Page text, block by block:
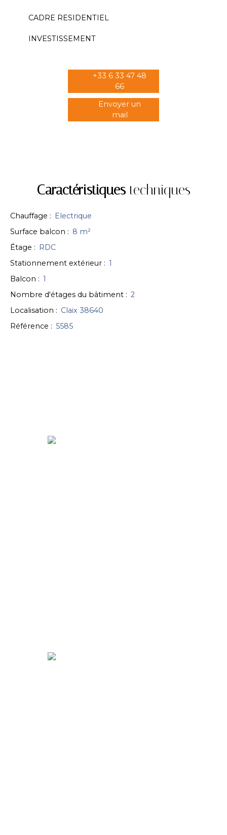
CADRE RESIDENTIEL
INVESTISSEMENT
+33 6 33 47 48
66
Envoyer un
mail
Caractéristiquestechniques
Chauffage : Electrique
Surface balcon : 8 m²
Étage : RDC
Stationnement extérieur : 1
Balcon : 1
Nombre d'étages du bâtiment : 2
Localisation : Claix 38640
Référence : 5585